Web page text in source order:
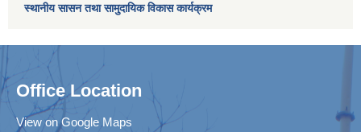
स्थानीय सासन तथा सामुदायिक विकास कार्यक्रम
Office Location
View on Google Maps